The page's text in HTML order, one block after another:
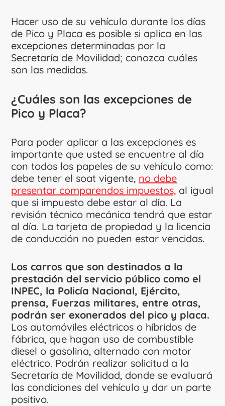
Hacer uso de su vehículo durante los días
de Pico y Placa es posible si aplica en las
excepciones determinadas por la
Secretaría de Movilidad; conozca cuáles
son las medidas.
¿Cuáles son las excepciones de
Pico y Placa?
Para poder aplicar a las excepciones es
importante que usted se encuentre al día
con todos los papeles de su vehículo como:
debe tener el soat vigente, no debe
presentar comparendos impuestos, al igual
que si impuesto debe estar al día. La
revisión técnico mecánica tendrá que estar
al día. La tarjeta de propiedad y la licencia
de conducción no pueden estar vencidas.
Los carros que son destinados a la
prestación del servicio público como el
INPEC, la Policía Nacional, Ejército,
prensa, Fuerzas militares, entre otras,
podrán ser exonerados del pico y placa.
Los automóviles eléctricos o híbridos de
fábrica, que hagan uso de combustible
diesel o gasolina, alternado con motor
eléctrico. Podrán realizar solicitud a la
Secretaría de Movilidad, donde se evaluará
las condiciones del vehículo y dar un parte
positivo.